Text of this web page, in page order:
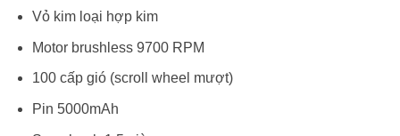
Vỏ kim loại hợp kim
Motor brushless 9700 RPM
100 cấp gió (scroll wheel mượt)
Pin 5000mAh